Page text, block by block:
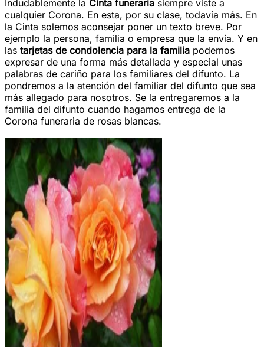
Indudablemente la Cinta funeraria siempre viste a
cualquier Corona. En esta, por su clase, todavía más. En
la Cinta solemos aconsejar poner un texto breve. Por
ejemplo la persona, familia o empresa que la envía. Y en
las tarjetas de condolencia para la familia podemos
expresar de una forma más detallada y especial unas
palabras de cariño para los familiares del difunto. La
pondremos a la atención del familiar del difunto que sea
más allegado para nosotros. Se la entregaremos a la
familia del difunto cuando hagamos entrega de la
Corona funeraria de rosas blancas.